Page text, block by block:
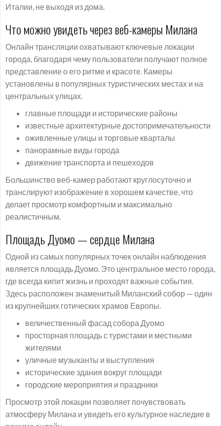
Италии, не выходя из дома.
Что можно увидеть через веб-камеры Милана
Онлайн трансляции охватывают ключевые локации
города, благодаря чему пользователи получают полное
представление о его ритме и красоте. Камеры
установлены в популярных туристических местах и на
центральных улицах.
главные площади и исторические районы
известные архитектурные достопримечательности
оживленные улицы и торговые кварталы
панорамные виды города
движение транспорта и пешеходов
Большинство веб-камер работают круглосуточно и
транслируют изображение в хорошем качестве, что
делает просмотр комфортным и максимально
реалистичным.
Площадь Дуомо — сердце Милана
Одной из самых популярных точек онлайн наблюдения
является площадь Дуомо. Это центральное место города,
где всегда кипит жизнь и проходят важные события.
Здесь расположен знаменитый Миланский собор — один
из крупнейших готических храмов Европы.
величественный фасад собора Дуомо
просторная площадь с туристами и местными
жителями
уличные музыканты и выступления
исторические здания вокруг площади
городские мероприятия и праздники
Просмотр этой локации позволяет почувствовать
атмосферу Милана и увидеть его культурное наследие в